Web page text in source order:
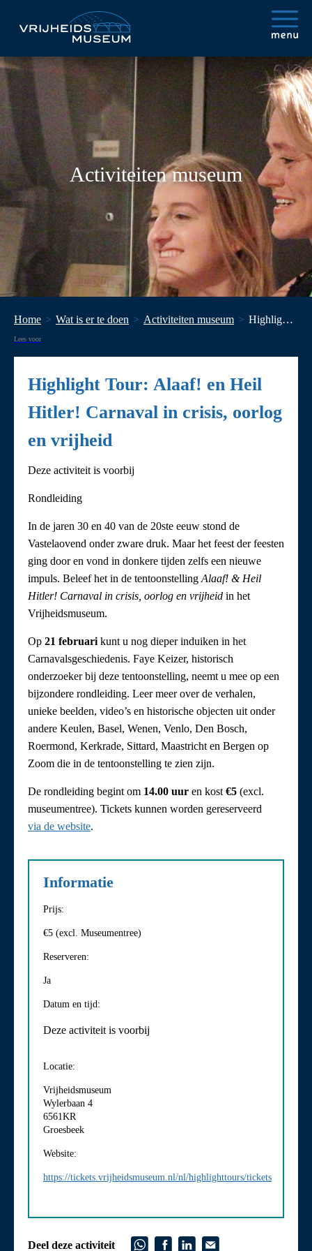
Activiteiten museum
Home Wat is er te doen Activiteiten museum Highlight Tour: Alaaf! en Heil Hitler! Carnaval in crisis, oorlog en vrijheid
Lees voor
Highlight Tour: Alaaf! en Heil
Hitler! Carnaval in crisis, oorlog
en vrijheid
Deze activiteit is voorbij
Rondleiding
In de jaren 30 en 40 van de 20ste eeuw stond de
Vastelaovend onder zware druk. Maar het feest der feesten
ging door en vond in donkere tijden zelfs een nieuwe
impuls. Beleef het in de tentoonstelling Alaaf! & Heil
Hitler! Carnaval in crisis, oorlog en vrijheid in het
Vrijheidsmuseum.
Op 21 februari kunt u nog dieper induiken in het
Carnavalsgeschiedenis. Faye Keizer, historisch
onderzoeker bij deze tentoonstelling, neemt u mee op een
bijzondere rondleiding. Leer meer over de verhalen,
unieke beelden, video’s en historische objecten uit onder
andere Keulen, Basel, Wenen, Venlo, Den Bosch,
Roermond, Kerkrade, Sittard, Maastricht en Bergen op
Zoom die in de tentoonstelling te zien zijn.
De rondleiding begint om 14.00 uur en kost €5 (excl.
museumentree). Tickets kunnen worden gereserveerd
via de website.
Informatie
Prijs:
€5 (excl. Museumentree)
Reserveren:
Ja
Datum en tijd:
Deze activiteit is voorbij
Locatie:
Vrijheidsmuseum
Wylerbaan 4
6561KR
Groesbeek
Website:
https://tickets.vrijheidsmuseum.nl/nl/highlighttours/tickets
Deel deze activiteit